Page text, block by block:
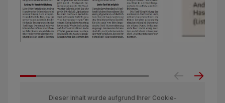
Dieser Inhalt wurde aufgrund Ihrer Cookie-